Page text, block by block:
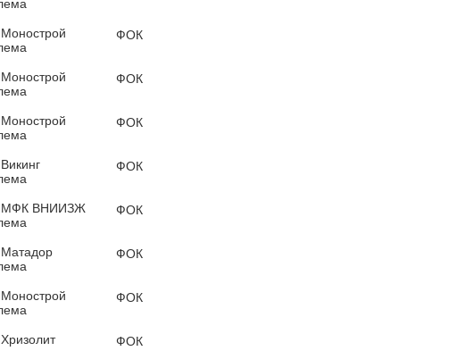
Монострой
ФОК
Монострой
ФОК
Монострой
ФОК
Викинг
ФОК
МФК ВНИИЗЖ
ФОК
Матадор
ФОК
Монострой
ФОК
Хризолит
ФОК